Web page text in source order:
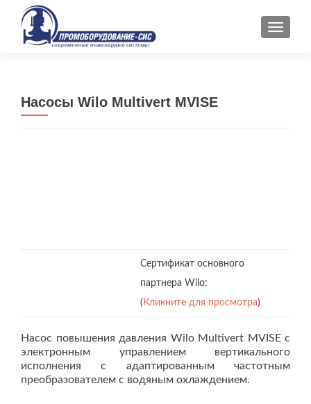
Насосы Wilo Multivert MVISE
Сертификат основного
партнера Wilo:
( Кликните для просмотра)
Насос повышения давления Wilo Multivert MVISE с
электронным управлением вертикального
исполнения с адаптированным частотным
преобразователем с водяным охлаждением.